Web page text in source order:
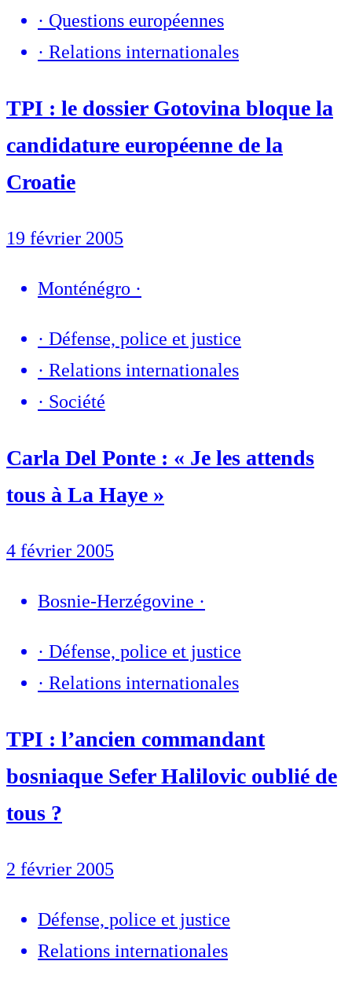
· Questions européennes
· Relations internationales
TPI : le dossier Gotovina bloque la
candidature européenne de la
Croatie
19 février 2005
Monténégro ·
· Défense, police et justice
· Relations internationales
· Société
Carla Del Ponte : « Je les attends
tous à La Haye »
4 février 2005
Bosnie-Herzégovine ·
· Défense, police et justice
· Relations internationales
TPI : l’ancien commandant
bosniaque Sefer Halilovic oublié de
tous ?
2 février 2005
Défense, police et justice
Relations internationales